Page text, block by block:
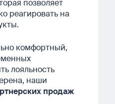
позволяет
реагировать на
комфортный,
лояльность
наши
продаж